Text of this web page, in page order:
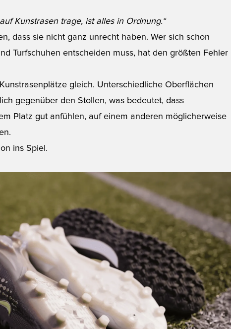
Kunstrasen trage, ist alles in Ordnung.“
dass sie nicht ganz unrecht haben. Wer sich schon
Turfschuhen entscheiden muss, hat den größten Fehler
gleich. Unterschiedliche Oberflächen
gegenüber den Stollen, was bedeutet, dass
Platz gut anfühlen, auf einem anderen möglicherweise
ins Spiel.